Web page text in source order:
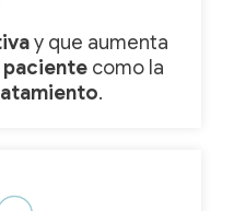
y que aumenta
como la
.